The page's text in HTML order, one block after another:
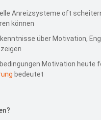
Anreizsysteme oft
können
über Motivation,
Motivation heute
bedeutet